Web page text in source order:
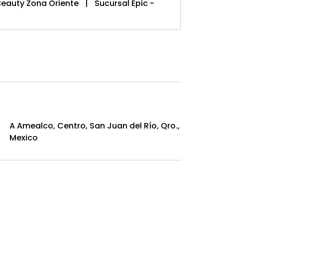
Zona Oriente |
Sucursal Epic -
A Amealco, Centro, San Juan del Río, Qro.,
Mexico